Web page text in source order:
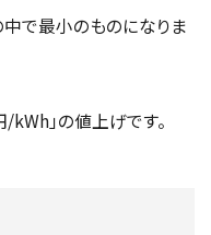
で最小のものになりま
kWh」の値上げです。